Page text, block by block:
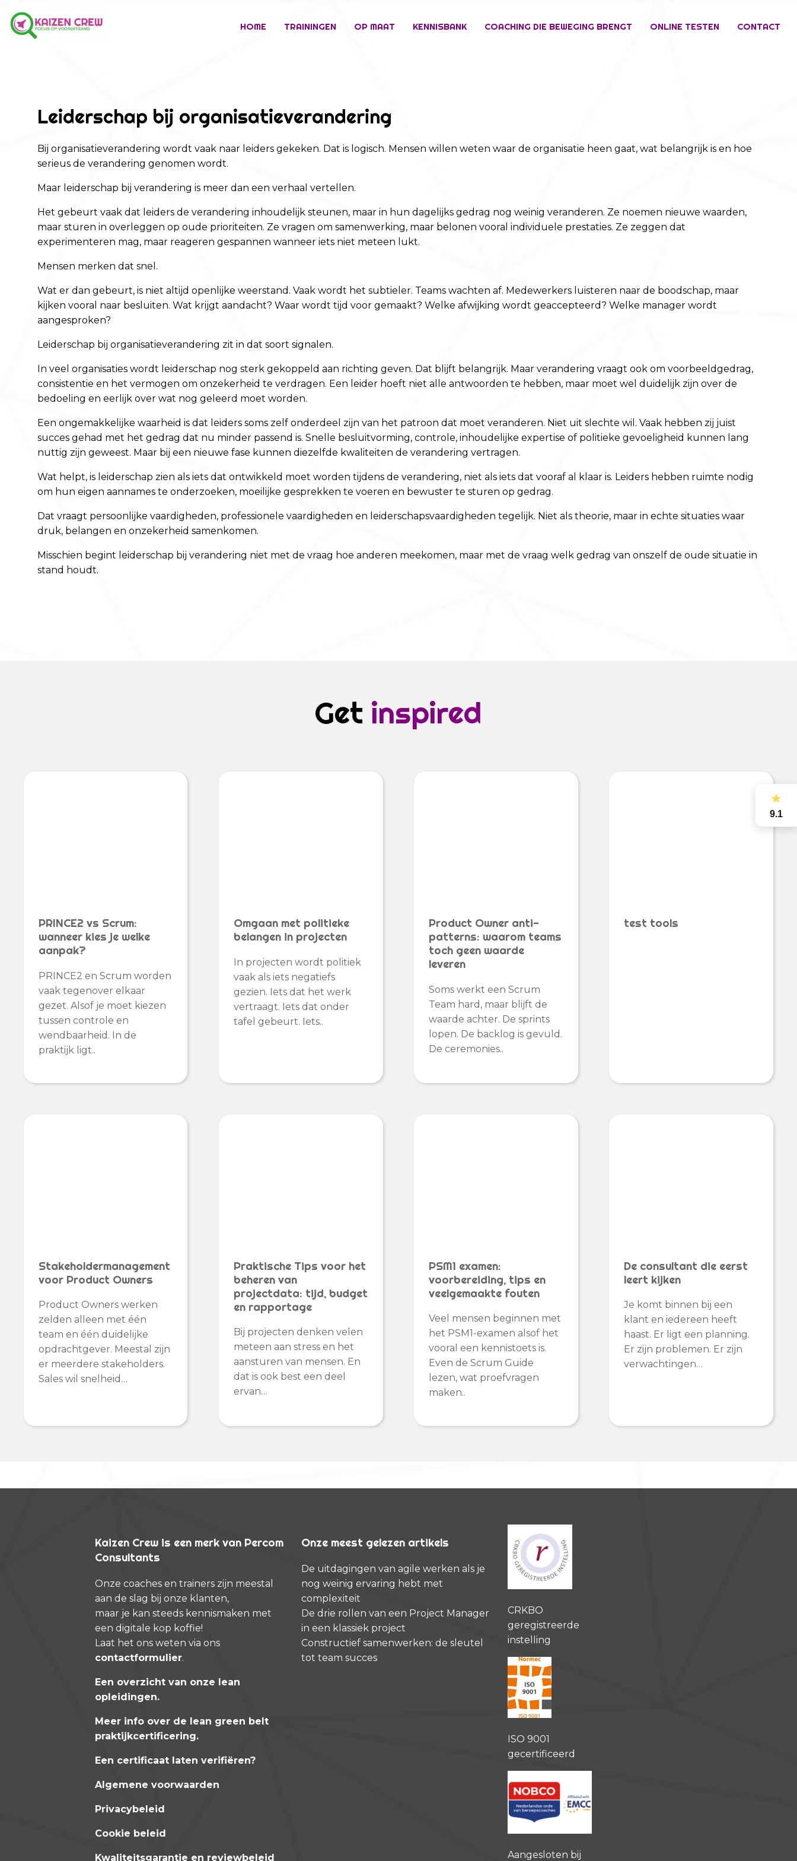
HOME TRAININGEN OP MAAT KENNISBANK COACHING DIE BEWEGING BRENGT ONLINE TESTEN CONTACT
Leiderschap bij organisatieverandering
Bij organisatieverandering wordt vaak naar leiders gekeken. Dat is logisch. Mensen willen weten waar de organisatie heen gaat, wat belangrijk is en hoe
serieus de verandering genomen wordt.
Maar leiderschap bij verandering is meer dan een verhaal vertellen.
Het gebeurt vaak dat leiders de verandering inhoudelijk steunen, maar in hun dagelijks gedrag nog weinig veranderen. Ze noemen nieuwe waarden,
maar sturen in overleggen op oude prioriteiten. Ze vragen om samenwerking, maar belonen vooral individuele prestaties. Ze zeggen dat
experimenteren mag, maar reageren gespannen wanneer iets niet meteen lukt.
Mensen merken dat snel.
Wat er dan gebeurt, is niet altijd openlijke weerstand. Vaak wordt het subtieler. Teams wachten af. Medewerkers luisteren naar de boodschap, maar
kijken vooral naar besluiten. Wat krijgt aandacht? Waar wordt tijd voor gemaakt? Welke afwijking wordt geaccepteerd? Welke manager wordt
aangesproken?
Leiderschap bij organisatieverandering zit in dat soort signalen.
In veel organisaties wordt leiderschap nog sterk gekoppeld aan richting geven. Dat blijft belangrijk. Maar verandering vraagt ook om voorbeeldgedrag,
consistentie en het vermogen om onzekerheid te verdragen. Een leider hoeft niet alle antwoorden te hebben, maar moet wel duidelijk zijn over de
bedoeling en eerlijk over wat nog geleerd moet worden.
Een ongemakkelijke waarheid is dat leiders soms zelf onderdeel zijn van het patroon dat moet veranderen. Niet uit slechte wil. Vaak hebben zij juist
succes gehad met het gedrag dat nu minder passend is. Snelle besluitvorming, controle, inhoudelijke expertise of politieke gevoeligheid kunnen lang
nuttig zijn geweest. Maar bij een nieuwe fase kunnen diezelfde kwaliteiten de verandering vertragen.
Wat helpt, is leiderschap zien als iets dat ontwikkeld moet worden tijdens de verandering, niet als iets dat vooraf al klaar is. Leiders hebben ruimte nodig
om hun eigen aannames te onderzoeken, moeilijke gesprekken te voeren en bewuster te sturen op gedrag.
Dat vraagt persoonlijke vaardigheden, professionele vaardigheden en leiderschapsvaardigheden tegelijk. Niet als theorie, maar in echte situaties waar
druk, belangen en onzekerheid samenkomen.
Misschien begint leiderschap bij verandering niet met de vraag hoe anderen meekomen, maar met de vraag welk gedrag van onszelf de oude situatie in
stand houdt.
Get inspired
PRINCE2 vs Scrum:
wanneer kies je welke
aanpak?
PRINCE2 en Scrum worden
vaak tegenover elkaar
gezet. Alsof je moet kiezen
tussen controle en
wendbaarheid. In de
praktijk ligt..
Omgaan met politieke
belangen in projecten
In projecten wordt politiek
vaak als iets negatiefs
gezien. Iets dat het werk
vertraagt. Iets dat onder
tafel gebeurt. Iets..
Product Owner anti-
patterns: waarom teams
toch geen waarde
leveren
Soms werkt een Scrum
Team hard, maar blijft de
waarde achter. De sprints
lopen. De backlog is gevuld.
De ceremonies..
test tools
Stakeholdermanagement
voor Product Owners
Product Owners werken
zelden alleen met één
team en één duidelijke
opdrachtgever. Meestal zijn
er meerdere stakeholders.
Sales wil snelheid…
Praktische Tips voor het
beheren van
projectdata: tijd, budget
en rapportage
Bij projecten denken velen
meteen aan stress en het
aansturen van mensen. En
dat is ook best een deel
ervan…
PSM1 examen:
voorbereiding, tips en
veelgemaakte fouten
Veel mensen beginnen met
het PSM1-examen alsof het
vooral een kennistoets is.
Even de Scrum Guide
lezen, wat proefvragen
maken..
De consultant die eerst
leert kijken
Je komt binnen bij een
klant en iedereen heeft
haast. Er ligt een planning.
Er zijn problemen. Er zijn
verwachtingen…
★
9.1
Kaizen Crew is een merk van Percom
Consultants
Onze coaches en trainers zijn meestal
aan de slag bij onze klanten,
maar je kan steeds kennismaken met
een digitale kop koffie!
Laat het ons weten via ons
contactformulier.
Een overzicht van onze lean
opleidingen.
Meer info over de lean green belt
praktijkcertificering.
Een certificaat laten verifiëren?
Algemene voorwaarden
Privacybeleid
Cookie beleid
Kwaliteitsgarantie en reviewbeleid
Onze meest gelezen artikels
De uitdagingen van agile werken als je
nog weinig ervaring hebt met
complexiteit
De drie rollen van een Project Manager
in een klassiek project
Constructief samenwerken: de sleutel
tot team succes
CRKBO
geregistreerde
instelling
ISO 9001
gecertificeerd
Aangesloten bij